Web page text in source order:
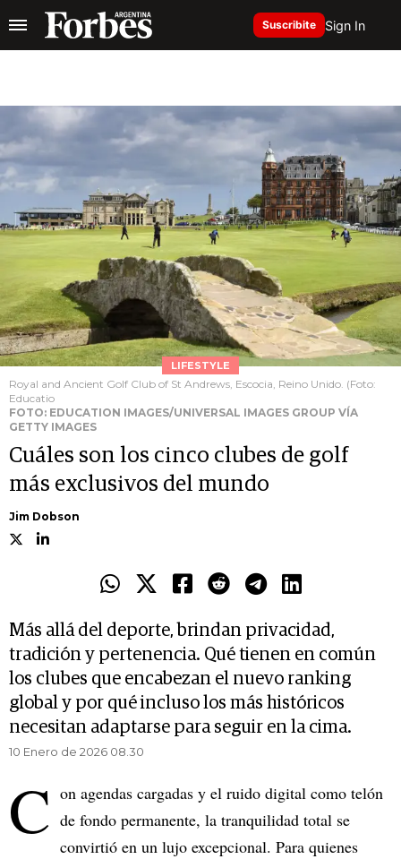
Suscribite Sign In
LIFESTYLE
Royal and Ancient Golf Club of St Andrews, Escocia, Reino Unido. (Foto:
Educatio
FOTO: EDUCATION IMAGES/UNIVERSAL IMAGES GROUP VÍA
GETTY IMAGES
Cuáles son los cinco clubes de golf
más exclusivos del mundo
Jim Dobson
Más allá del deporte, brindan privacidad,
tradición y pertenencia. Qué tienen en común
los clubes que encabezan el nuevo ranking
global y por qué incluso los más históricos
necesitan adaptarse para seguir en la cima.
10 Enero de 2026 08.30
C on agendas cargadas y el ruido digital como telón
de fondo permanente, la tranquilidad total se
convirtió en un lujo excepcional. Para quienes